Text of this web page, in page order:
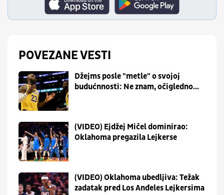
POVEZANE VESTI
Džejms posle "metle" o svojoj
budućnnosti: Ne znam, očigledno...
(VIDEO) Ejdžej Mičel dominirao:
Oklahoma pregazila Lejkerse
(VIDEO) Oklahoma ubedljiva: Težak
zadatak pred Los Anđeles Lejkersima